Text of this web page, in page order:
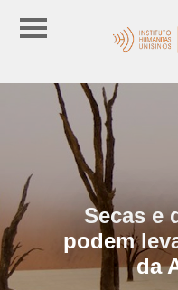
Secas e
podem
da